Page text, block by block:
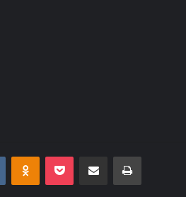
VKontakteOdnoklassniki
Pocket E-Posta ile paylaş Yazdır